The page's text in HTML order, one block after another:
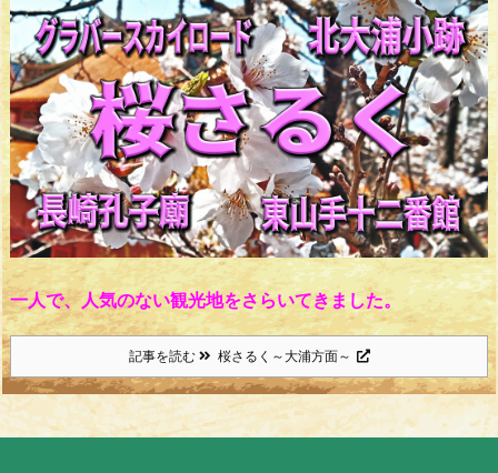
一人で、人気のない観光地をさらいてきました。
記事を読む 桜さるく～大浦方面～